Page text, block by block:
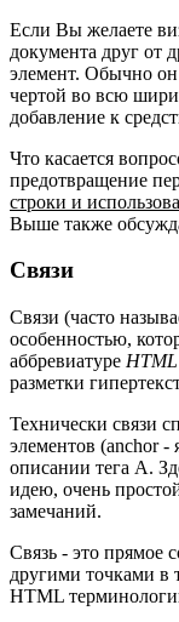
Если Вы желаете
документа друг от
элемент. Обычно он
чертой во всю
добавление к
Что касается
предотвращение
строки и
Выше также
Связи
Связи (часто
особенностью,
аббревиатуре HTML
разметки
Технически связи
элементов (anchor
описании тега A.
идею, очень
замечаний.
Связь - это прямое
другими точками в
HTML